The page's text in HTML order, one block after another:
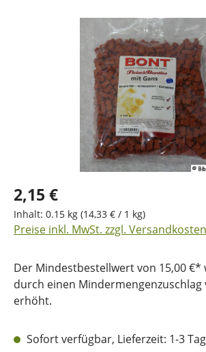
Bildergalerie überspringen
2,15 €
Inhalt: 0.15 kg (14,33 € / 1 kg)
Preise inkl. MwSt. zzgl. Versandkosten
Der Mindestbestellwert von 15,00 €*
durch einen Mindermengenzuschlag
erhöht.
Sofort verfügbar, Lieferzeit: 1-3